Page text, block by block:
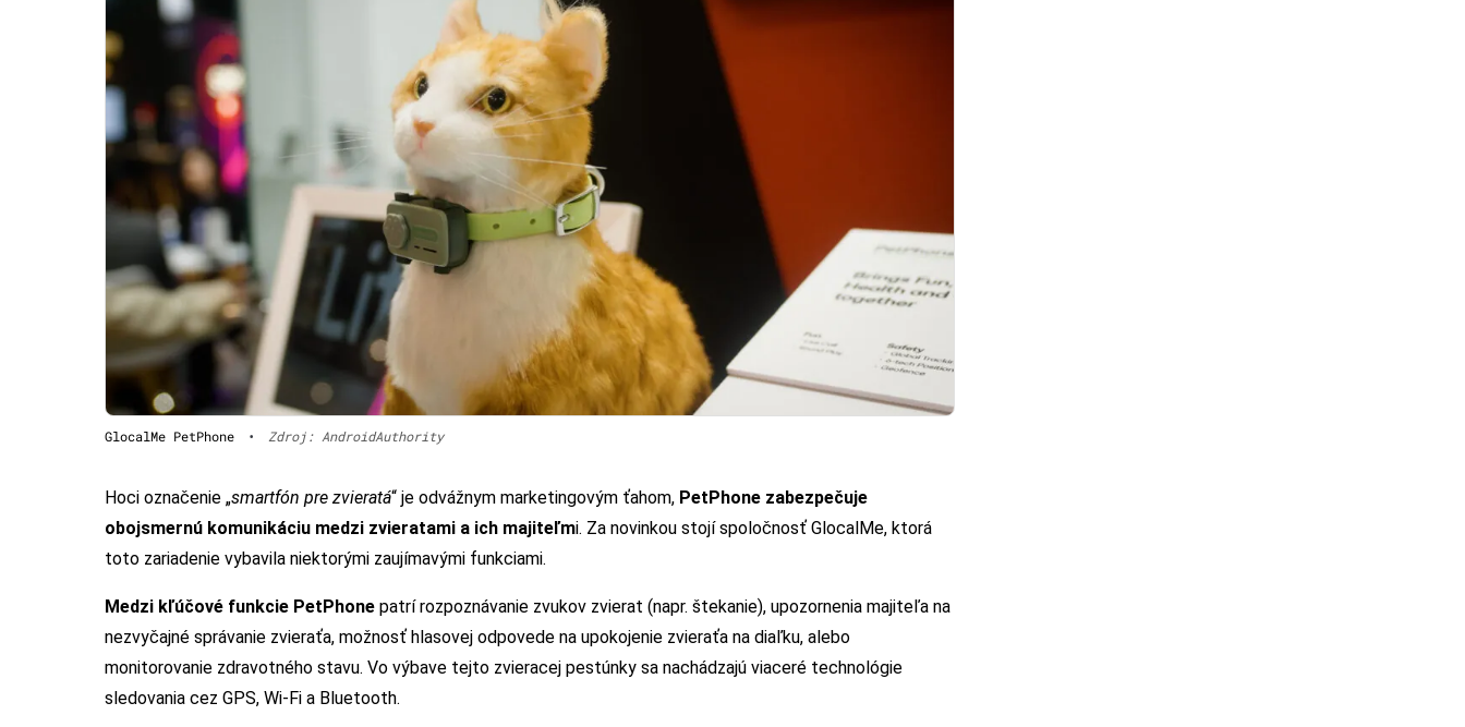
GlocalMe PetPhone • Zdroj: AndroidAuthority
Hoci označenie „smartfón pre zvieratá“ je odvážnym marketingovým ťahom, PetPhone zabezpečuje
obojsmernú komunikáciu medzi zvieratami a ich majiteľmi. Za novinkou stojí spoločnosť GlocalMe, ktorá
toto zariadenie vybavila niektorými zaujímavými funkciami.
Medzi kľúčové funkcie PetPhone patrí rozpoznávanie zvukov zvierat (napr. štekanie), upozornenia majiteľa na
nezvyčajné správanie zvieraťa, možnosť hlasovej odpovede na upokojenie zvieraťa na diaľku, alebo
monitorovanie zdravotného stavu. Vo výbave tejto zvieracej pestúnky sa nachádzajú viaceré technológie
sledovania cez GPS, Wi-Fi a Bluetooth.